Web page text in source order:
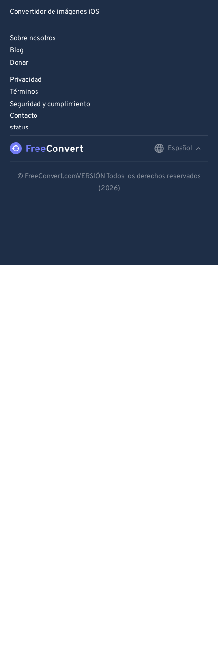
Convertidor de imágenes iOS
Sobre nosotros
Blog
Donar
Privacidad
Términos
Seguridad y cumplimiento
Contacto
status
Español
Español
© FreeConvert.comVERSIÓN Todos los derechos reservados
(2026)